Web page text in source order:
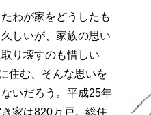
わが家をどうしたも
しいが、家族の思い
り壊すのも惜しい
住む、そんな思いを
いだろう。平成25年
家は820万戸。総住